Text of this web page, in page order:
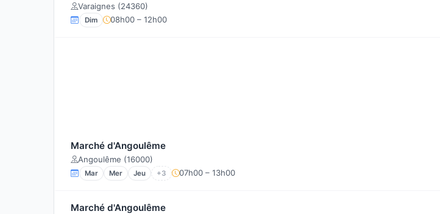
Varaignes (24360)
Dim 08h00 – 12h00
Marché d'Angoulême
Angoulême (16000)
Mar Mer Jeu +3 07h00 – 13h00
Marché d'Angoulême